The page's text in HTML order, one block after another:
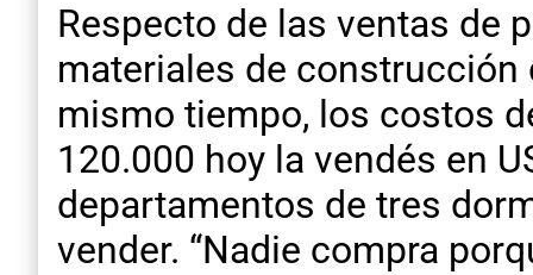
Respecto de las ventas de
materiales de construcción
mismo tiempo, los costos
120.000 hoy la vendés en
departamentos de tres
vender. “Nadie compra